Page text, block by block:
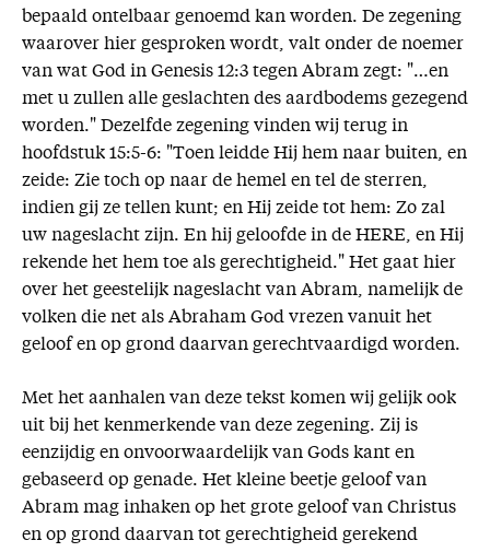
bepaald ontelbaar genoemd kan worden. De zegening
waarover hier gesproken wordt, valt onder de noemer
van wat God in Genesis 12:3 tegen Abram zegt: "…en
met u zullen alle geslachten des aardbodems gezegend
worden." Dezelfde zegening vinden wij terug in
hoofdstuk 15:5-6: "Toen leidde Hij hem naar buiten, en
zeide: Zie toch op naar de hemel en tel de sterren,
indien gij ze tellen kunt; en Hij zeide tot hem: Zo zal
uw nageslacht zijn. En hij geloofde in de HERE, en Hij
rekende het hem toe als gerechtigheid." Het gaat hier
over het geestelijk nageslacht van Abram, namelijk de
volken die net als Abraham God vrezen vanuit het
geloof en op grond daarvan gerechtvaardigd worden.
Met het aanhalen van deze tekst komen wij gelijk ook
uit bij het kenmerkende van deze zegening. Zij is
eenzijdig en onvoorwaardelijk van Gods kant en
gebaseerd op genade. Het kleine beetje geloof van
Abram mag inhaken op het grote geloof van Christus
en op grond daarvan tot gerechtigheid gerekend